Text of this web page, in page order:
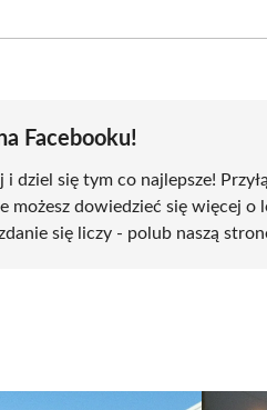
Facebooku!
dziel się tym co najlepsze!
możesz dowiedzieć się więcej
się liczy - polub naszą